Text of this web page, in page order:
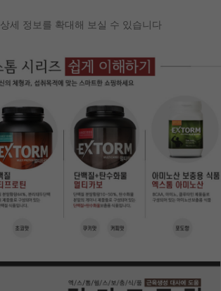
상세 정보를 확대해 보실 수 있습니다